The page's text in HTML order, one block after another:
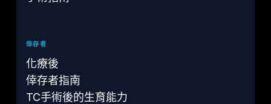
倖存者
化療後
倖存者指南
TC手術後的生育能力